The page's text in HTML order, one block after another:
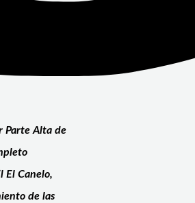
Parte Alta de
El Canelo,
de las